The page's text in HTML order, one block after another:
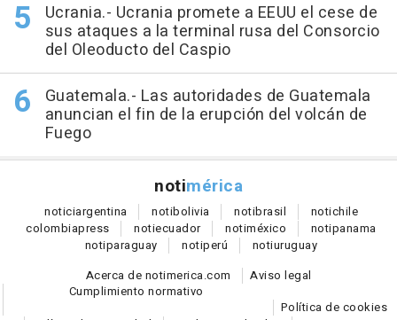
Ucrania.- Ucrania promete a EEUU el cese de
sus ataques a la terminal rusa del Consorcio
del Oleoducto del Caspio
Guatemala.- Las autoridades de Guatemala
anuncian el fin de la erupción del volcán de
Fuego
notimérica
noticiargentina notibolivia notibrasil notichile
colombiapress notiecuador notiméxico notipanama
notiparaguay notiperú notiuruguay
Acerca de notimerica.com
Aviso legal
Cumplimiento normativo
Política de cookies